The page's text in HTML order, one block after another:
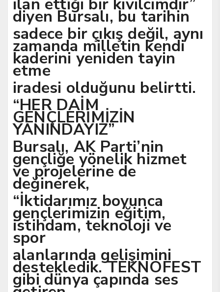
diyen Bursalı, bu tarihin
sadece bir çıkış değil, aynı
zamanda milletin kendi
kaderini yeniden tayin
etme
iradesi olduğunu belirtti.
“HER DAİM
GENÇLERİMİZİN
YANINDAYIZ”
Bursalı, AK Parti’nin
gençliğe yönelik hizmet
ve projelerine de
değinerek,
“İktidarımız boyunca
gençlerimizin eğitim,
istihdam, teknoloji ve
spor
alanlarında gelişimini
destekledik. TEKNOFEST
gibi dünya çapında ses